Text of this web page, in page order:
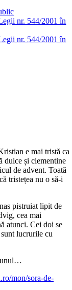
nr. 544/2001 în
nr. 544/2001 în
e mai tristă ca
dulce și clementine
de advent. Toată
tristețea nu o să-i
pistruiat lipit de
cea mai
atunci. Cei doi se
lucrurile cu
mon/sora-de-